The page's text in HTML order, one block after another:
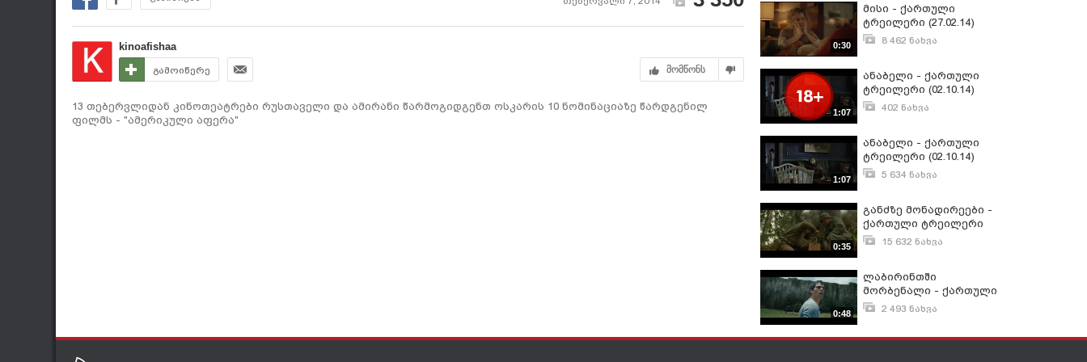
kinoafishaa
გამოიწერე მომწონს
13 თებერვლიდან კინოთეატრები რუსთაველი და ამირანი წარმოგიდგენთ ოსკარის 10 ნომინაციაზე წარდგენილ
ფილმს - "ამერიკული აფერა"
0:30
მისი - ქართული
ტრეილერი (27.02.14)
8 462 ნახვა
1:07
ანაბელი - ქართული
ტრეილერი (02.10.14)
402 ნახვა
1:07
ანაბელი - ქართული
ტრეილერი (02.10.14)
5 634 ნახვა
0:35
განძზე მონადირეები -
ქართული ტრეილერი
(27.02.14)
15 632 ნახვა
0:48
ლაბირინთში
მორბენალი - ქართული
ტრეილერი (02.10.14)
2 493 ნახვა